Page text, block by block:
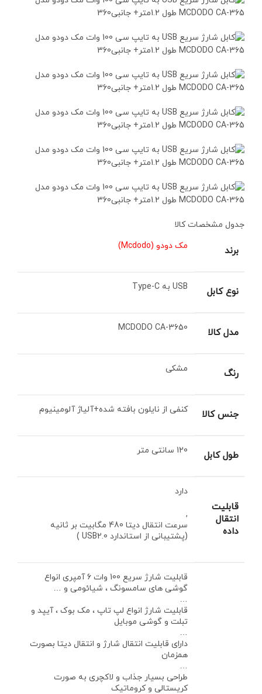
جدول مشخصات کالا
برند مک دودو (Mcdodo)
نوع کابل USB به Type-C
مدل كالا MCDODO CA-3650
رنگ مشکی
جنس کالا کنفی از نایلون بافته شده+آلیاژ آلومینیوم
طول کابل 120 سانتی متر
قابلیت
انتقال
داده
دارد
,
سرعت انتقال دیتا 480 مگابیت بر ثانیه
(پشتیبانی از استاندارد USB2.0 )
قابلیت شارژ سریع 100 وات 6 آمپری انواع
گوشی های سامسونگ ، شیائومی و …
…
قابلیت شارژ انواع لپ تاپ ، مک بوک ، آیپد و
تبلت و گوشی موبایل
…
دارای قابلیت انتقال شارژ و انتقال دیتا بصورت
همزمان
…
طراحی بسیار جذاب و لاکچری به صورت
کریستالی و کروماتیک